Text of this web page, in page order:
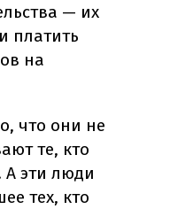
— их
платить
на
что они не
те, кто
А эти люди
тех, кто